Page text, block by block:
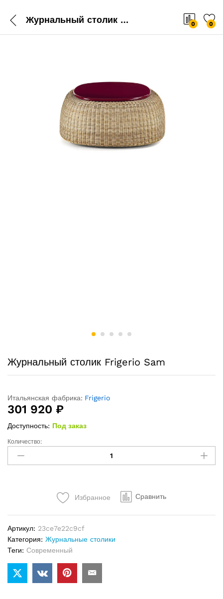
Журнальный столик Frigerio Sam 0 0
Журнальный столик Frigerio Sam
Итальянская фабрика: Frigerio
301 920 ₽
Доступность: Под заказ
Журнальный
столик
Frigerio
Количество:
Избранное Сравнить
Артикул: 23ce7e22c9cf
Категория: Журнальные столики
Теги: Современный